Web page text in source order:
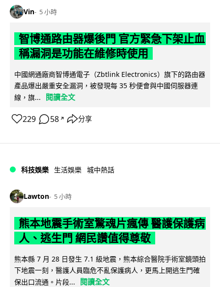
Vin 5 小時
智博通路由器爆後門 官方緊急下架止血
稱漏洞是功能在維修時使用
中國網通廠商智博通電子（Zbtlink Electronics）旗下的路由器
產品爆出嚴重安全漏洞，被發現每 35 秒便會與中國伺服器連
線，旗...
閱讀全文
229 58 ↗ 分享
科技娛樂 生活娛樂 城中熱話
Lawton 5 小時
熊本地震手術室驚魂片瘋傳 醫護保護病
人、逃生門 網民讚值得尊敬
熊本縣 7 月 28 日發生 7.1 級地震，熊本綜合醫院手術室鏡頭拍
下地震一刻，醫護人員臨危不亂保護病人，更馬上開逃生門確
保出口流通。片段...
閱讀全文